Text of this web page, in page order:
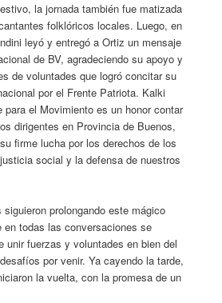
la jornada también fue matizada
folklóricos locales. Luego, en
leyó y entregó a Ortiz un mensaje
de BV, agradeciendo su apoyo y
de voluntades que logró concitar su
por el Frente Patriota. Kalki
el Movimiento es un honor contar
dirigentes en Provincia de Buenos,
firme lucha por los derechos de los
social y la defensa de nuestros
prolongando este mágico
en todas las conversaciones se
unir fuerzas y voluntades en bien del
por venir. Ya cayendo la tarde,
la vuelta, con la promesa de un